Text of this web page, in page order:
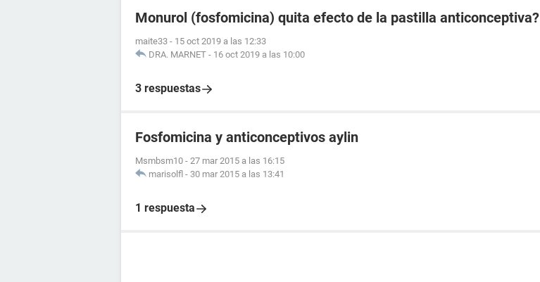
Monurol (fosfomicina) quita efecto de la pastilla anticonceptiva?
maite33 - 15 oct 2019 a las 12:33
DRA. MARNET - 16 oct 2019 a las 10:00
3 respuestas
Fosfomicina y anticonceptivos aylin
Msmbsm10 - 27 mar 2015 a las 16:15
marisolfl - 30 mar 2015 a las 13:41
1 respuesta